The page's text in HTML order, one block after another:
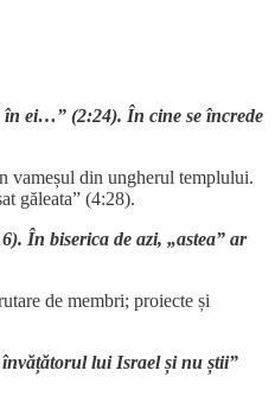
în ei…” (2:24). În cine se încrede
vameșul din ungherul templului.
găleata” (4:28).
În biserica de azi, „astea” ar
de membri; proiecte și
lui Israel și nu știi”